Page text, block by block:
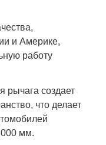
и Америке,
работу
рычага создает
что делает
мм.